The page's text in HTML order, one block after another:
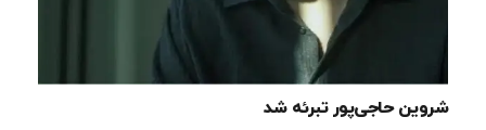
شروین حاجی‌پور تبرئه شد